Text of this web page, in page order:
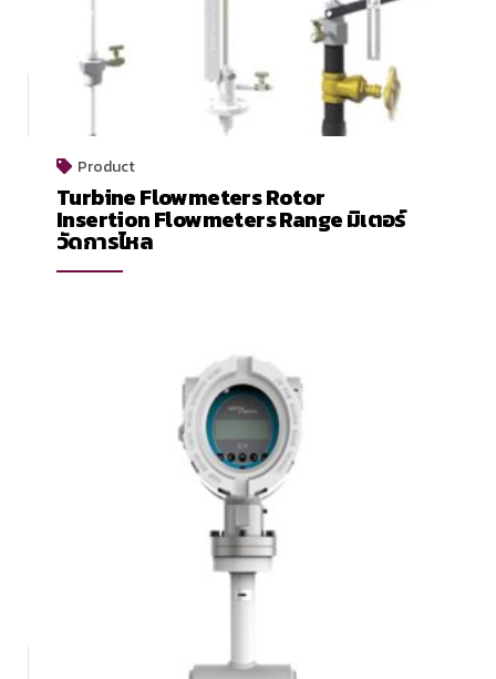
Product
Turbine Flowmeters Rotor
Insertion Flowmeters Range มิเตอร์
วัดการไหล